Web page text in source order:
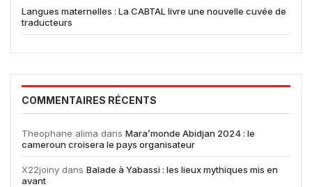
Langues maternelles : La CABTAL livre une nouvelle cuvée de
traducteurs
COMMENTAIRES RÉCENTS
Theophane alima dans Mara’monde Abidjan 2024 : le
cameroun croisera le pays organisateur
X22joiny dans Balade à Yabassi : les lieux mythiques mis en
avant